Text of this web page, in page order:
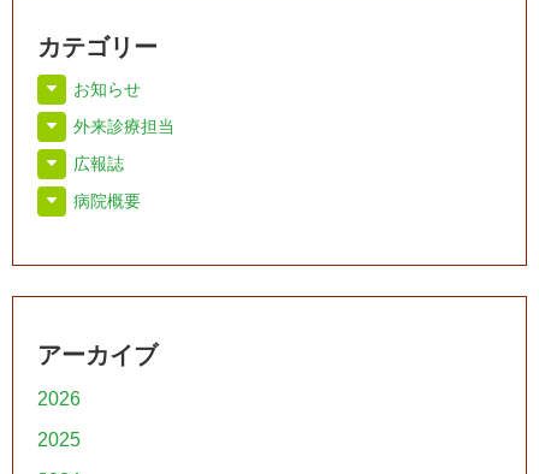
カテゴリー
お知らせ
外来診療担当
広報誌
病院概要
アーカイブ
2026
2025